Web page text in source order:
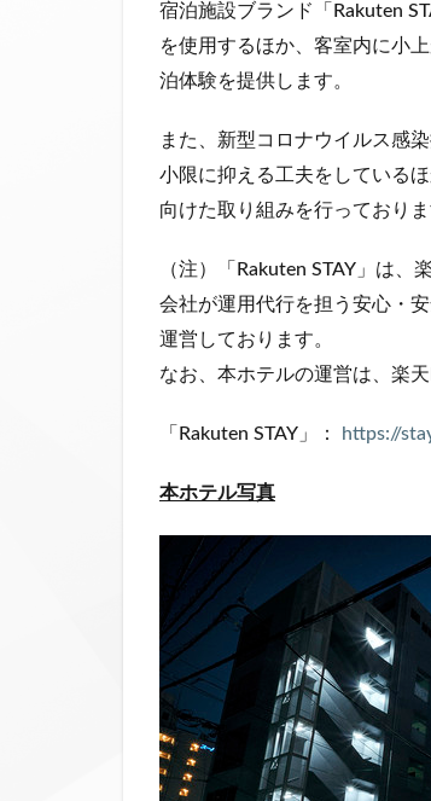
宿泊施設ブランド「Rakuten
を使用するほか、客室内に小
泊体験を提供します。
また、新型コロナウイルス感
小限に抑える工夫をしている
向けた取り組みを行っておりま
（注）「Rakuten STAY」は
会社が運用代行を担う安心・
運営しております。
なお、本ホテルの運営は、楽天
「Rakuten STAY」： https://
本ホテル写真